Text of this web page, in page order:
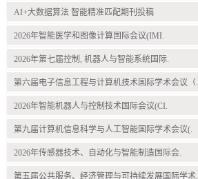
AI+大数据算法 智能精准匹配期刊投稿
2026年智能医学和图像计算国际会议(IMI.
2026年第七届控制, 机器人与智能系统国际.
第六届电子信息工程与计算机技术国际学术会议（.
2026年智能机器人与控制技术国际会议(CI.
第九届计算机信息科学与人工智能国际学术会议(.
2026年传感器技术、自动化与智能制造国际会.
第五届公共服务、经济管理与可持续发展国际学术.